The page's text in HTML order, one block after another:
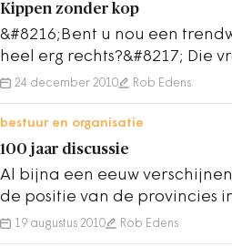
Kippen zonder kop
&#8216;Bent u nou een
heel erg rechts?&#8217; Die
redacteur Sandra Olsthoorn
24 december 2010 Rob Edens
bestuur en organisatie
100 jaar discussie
Al bijna een eeuw
de positie van de provincies
openbaar bestuur. In
19 augustus 2010 Rob Edens